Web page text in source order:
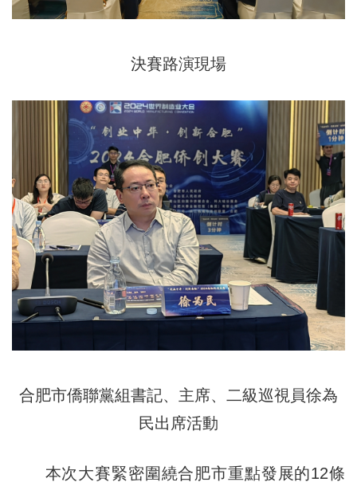
決賽路演現場
合肥市僑聯黨組書記、主席、二級巡視員徐為
民出席活動
本次大賽緊密圍繞合肥市重點發展的12條